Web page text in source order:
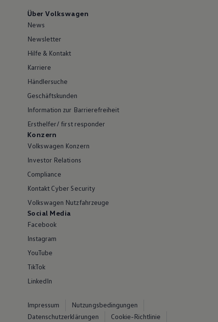
Über Volkswagen
News
Newsletter
Hilfe & Kontakt
Karriere
Händlersuche
Geschäftskunden
Information zur Barrierefreiheit
Ersthelfer/ first responder
Konzern
Volkswagen Konzern
Investor Relations
Compliance
Kontakt Cyber Security
Volkswagen Nutzfahrzeuge
Social Media
Facebook
Instagram
YouTube
TikTok
LinkedIn
Impressum
Nutzungsbedingungen
Datenschutzerklärungen
Cookie-Richtlinie